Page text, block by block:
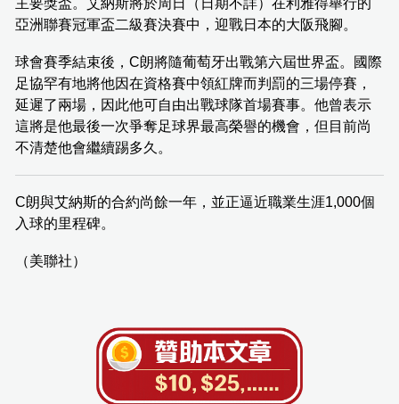
主要獎盃。艾納斯將於周日（日期不詳）在利雅得舉行的
亞洲聯賽冠軍盃二級賽決賽中，迎戰日本的大阪飛腳。
球會賽季結束後，C朗將隨葡萄牙出戰第六屆世界盃。國際
足協罕有地將他因在資格賽中領紅牌而判罰的三場停賽，
延遲了兩場，因此他可自由出戰球隊首場賽事。他曾表示
這將是他最後一次爭奪足球界最高榮譽的機會，但目前尚
不清楚他會繼續踢多久。
C朗與艾納斯的合約尚餘一年，並正逼近職業生涯1,000個
入球的里程碑。
（美聯社）